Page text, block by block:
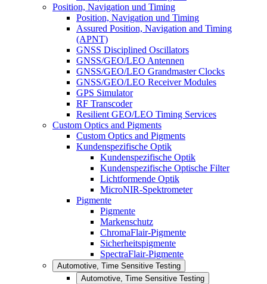
Position, Navigation und Timing
Position, Navigation und Timing
Assured Position, Navigation and Timing
(APNT)
GNSS Disciplined Oscillators
GNSS/GEO/LEO Antennen
GNSS/GEO/LEO Grandmaster Clocks
GNSS/GEO/LEO Receiver Modules
GPS Simulator
RF Transcoder
Resilient GEO/LEO Timing Services
Custom Optics and Pigments
Custom Optics and Pigments
Kundenspezifische Optik
Kundenspezifische Optik
Kundenspezifische Optische Filter
Lichtformende Optik
MicroNIR-Spektrometer
Pigmente
Pigmente
Markenschutz
ChromaFlair-Pigmente
Sicherheitspigmente
SpectraFlair-Pigmente
Automotive, Time Sensitive Testing
Automotive, Time Sensitive Testing